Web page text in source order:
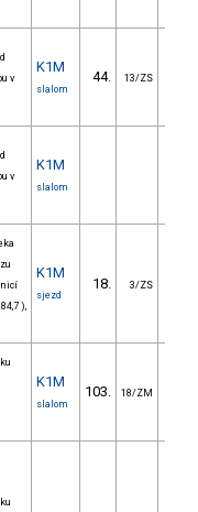
v
K1M
slalom
44. 13/ZS
v
K1M
slalom
),
K1M
sjezd
18. 3/ZS
K1M
slalom
103. 18/ZM